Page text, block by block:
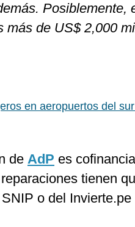
Posiblemente,
más de US$ 2,000
en aeropuertos del
de AdP es
tienen
o del Invierte.pe